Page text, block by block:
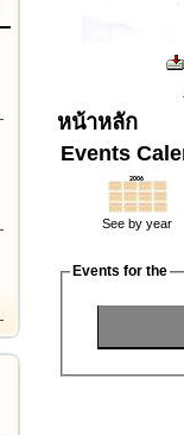
หน้าหลัก
Events
See by year
Events for the